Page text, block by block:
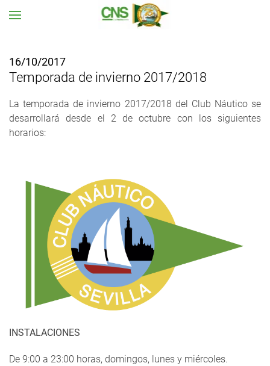
16/10/2017
Temporada de invierno 2017/2018
La temporada de invierno 2017/2018 del Club Náutico se
desarrollará desde el 2 de octubre con los siguientes
horarios:
INSTALACIONES
De 9:00 a 23:00 horas, domingos, lunes y miércoles.